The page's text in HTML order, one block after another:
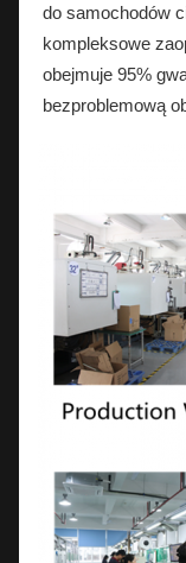
do samochodów
kompleksowe
obejmuje 95%
bezproblemową